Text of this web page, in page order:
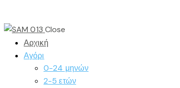
Close
Αρχική
Αγόρι
0-24 μηνών
2-5 ετών